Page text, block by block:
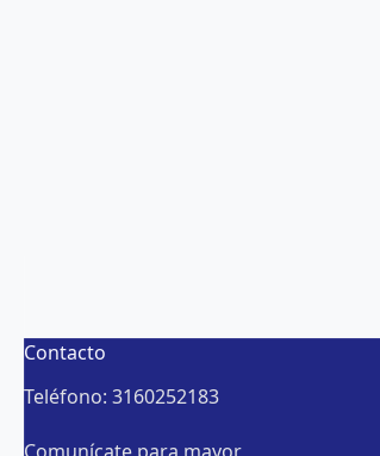
Contacto
Teléfono: 3160252183